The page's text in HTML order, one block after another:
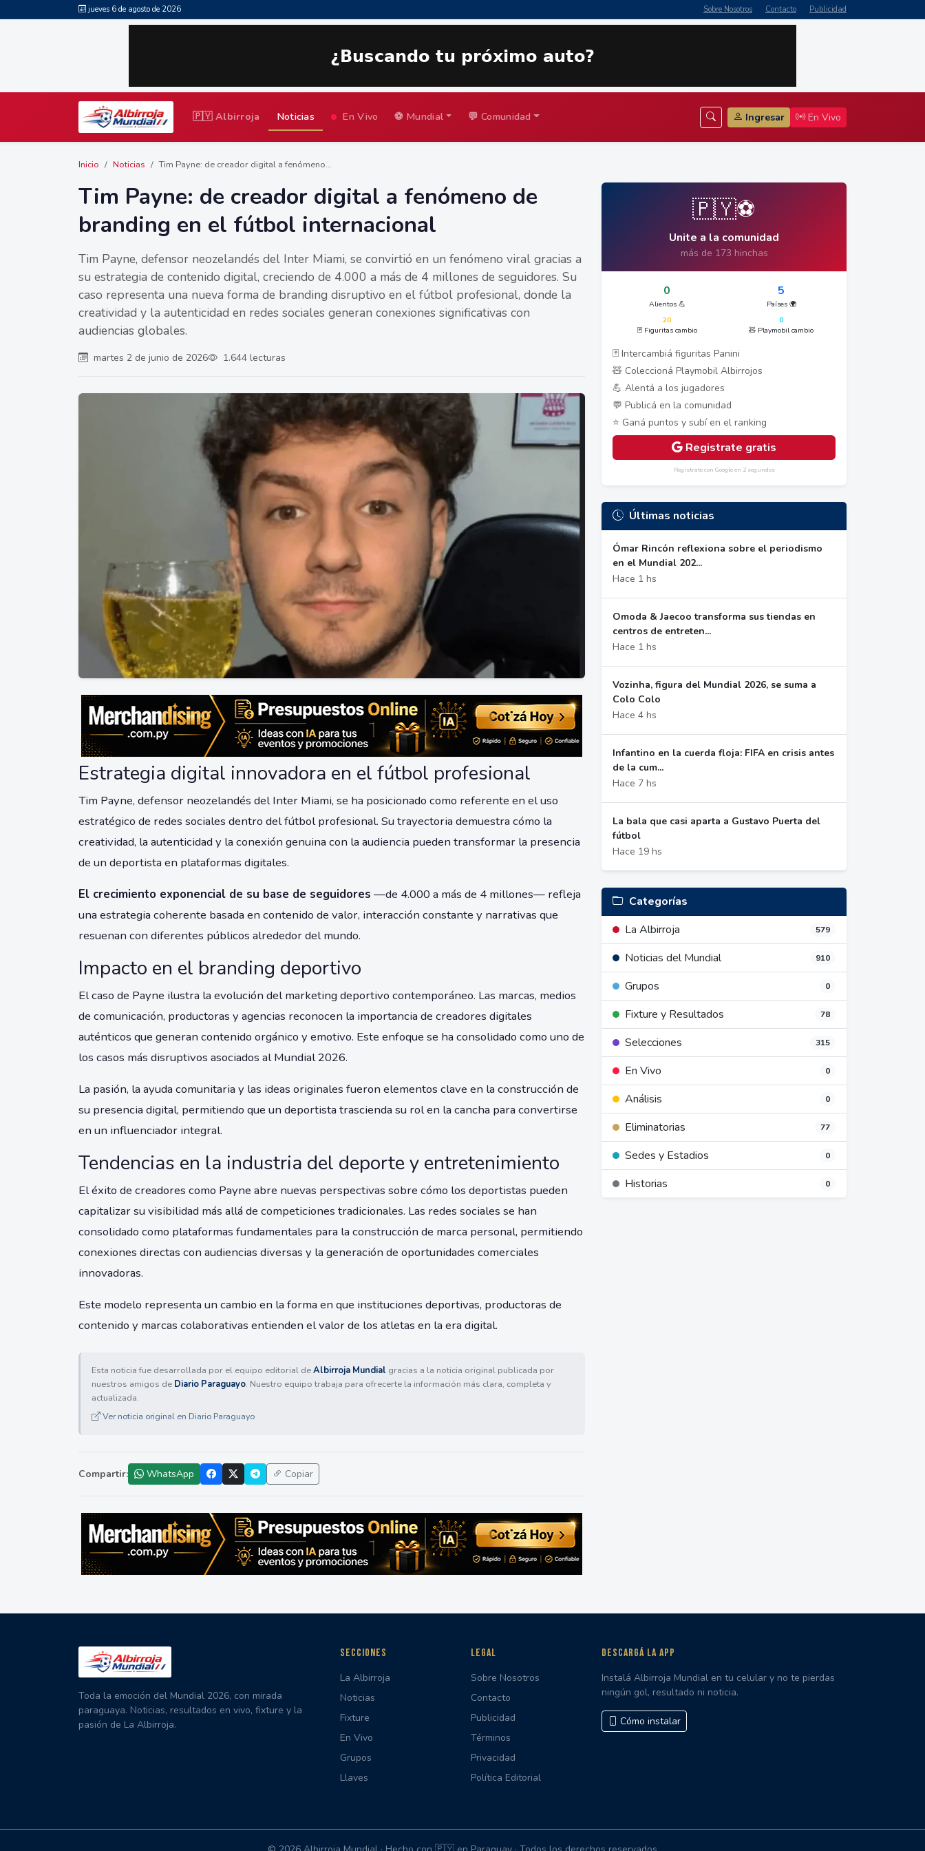
jueves 6 de agosto de 2026 Sobre Nosotros Contacto Publicidad
🇵🇾 Albirroja Noticias En Vivo ⚽ Mundial 💬 Comunidad Ingresar En Vivo
Inicio Noticias Tim Payne: de creador digital a fenómeno...
Tim Payne: de creador digital a fenómeno de
branding en el fútbol internacional
Tim Payne, defensor neozelandés del Inter Miami, se convirtió en un fenómeno viral gracias a
su estrategia de contenido digital, creciendo de 4.000 a más de 4 millones de seguidores. Su
caso representa una nueva forma de branding disruptivo en el fútbol profesional, donde la
creatividad y la autenticidad en redes sociales generan conexiones significativas con
audiencias globales.
martes 2 de junio de 2026 1.644 lecturas
Estrategia digital innovadora en el fútbol profesional
Tim Payne, defensor neozelandés del Inter Miami, se ha posicionado como referente en el uso
estratégico de redes sociales dentro del fútbol profesional. Su trayectoria demuestra cómo la
creatividad, la autenticidad y la conexión genuina con la audiencia pueden transformar la presencia
de un deportista en plataformas digitales.
El crecimiento exponencial de su base de seguidores —de 4.000 a más de 4 millones— refleja
una estrategia coherente basada en contenido de valor, interacción constante y narrativas que
resuenan con diferentes públicos alrededor del mundo.
Impacto en el branding deportivo
El caso de Payne ilustra la evolución del marketing deportivo contemporáneo. Las marcas, medios
de comunicación, productoras y agencias reconocen la importancia de creadores digitales
auténticos que generan contenido orgánico y emotivo. Este enfoque se ha consolidado como uno de
los casos más disruptivos asociados al Mundial 2026.
La pasión, la ayuda comunitaria y las ideas originales fueron elementos clave en la construcción de
su presencia digital, permitiendo que un deportista trascienda su rol en la cancha para convertirse
en un influenciador integral.
Tendencias en la industria del deporte y entretenimiento
El éxito de creadores como Payne abre nuevas perspectivas sobre cómo los deportistas pueden
capitalizar su visibilidad más allá de competiciones tradicionales. Las redes sociales se han
consolidado como plataformas fundamentales para la construcción de marca personal, permitiendo
conexiones directas con audiencias diversas y la generación de oportunidades comerciales
innovadoras.
Este modelo representa un cambio en la forma en que instituciones deportivas, productoras de
contenido y marcas colaborativas entienden el valor de los atletas en la era digital.
Esta noticia fue desarrollada por el equipo editorial deAlbirroja Mundial gracias a la noticia original publicada por
nuestros amigos de Diario Paraguayo. Nuestro equipo trabaja para ofrecerte la información más clara, completa y
actualizada.
Ver noticia original en Diario Paraguayo
Compartir: WhatsApp Copiar
🇵🇾⚽
Unite a la comunidad
más de 173 hinchas
0
Alientos 💪
5
Países 🌍
20
🃏 Figuritas cambio
0
🧸 Playmobil cambio
🃏 Intercambiá figuritas Panini
🧸 Coleccioná Playmobil Albirrojos
💪 Alentá a los jugadores
💬 Publicá en la comunidad
⭐ Ganá puntos y subí en el ranking
Registrate gratis
Registrate con Google en 2 segundos
Últimas noticias
Ómar Rincón reflexiona sobre el periodismo
en el Mundial 202...
Hace 1 hs
Omoda & Jaecoo transforma sus tiendas en
centros de entreten...
Hace 1 hs
Vozinha, figura del Mundial 2026, se suma a
Colo Colo
Hace 4 hs
Infantino en la cuerda floja: FIFA en crisis antes
de la cum...
Hace 7 hs
La bala que casi aparta a Gustavo Puerta del
fútbol
Hace 19 hs
Categorías
La Albirroja
579
Noticias del Mundial 910
Grupos 0
Fixture y Resultados 78
Selecciones 315
En Vivo 0
Análisis 0
Eliminatorias 77
Sedes y Estadios 0
Historias 0
Toda la emoción del Mundial 2026, con mirada
paraguaya. Noticias, resultados en vivo, fixture y la
pasión de La Albirroja.
SECCIONES
La Albirroja
Noticias
Fixture
En Vivo
Grupos
Llaves
LEGAL
Sobre Nosotros
Contacto
Publicidad
Términos
Privacidad
Política Editorial
DESCARGÁ LA APP
Instalá Albirroja Mundial en tu celular y no te pierdas
ningún gol, resultado ni noticia.
Cómo instalar